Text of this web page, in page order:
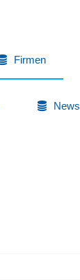
Firmen
News